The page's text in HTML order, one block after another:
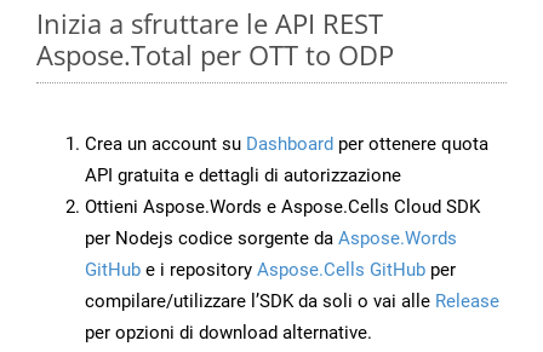
Inizia a sfruttare le API REST
Aspose.Total per OTT to ODP
Crea un account su Dashboard per ottenere quota
API gratuita e dettagli di autorizzazione
Ottieni Aspose.Words e Aspose.Cells Cloud SDK
per Nodejs codice sorgente da Aspose.Words
GitHub e i repository Aspose.Cells GitHub per
compilare/utilizzare l’SDK da soli o vai alle Release
per opzioni di download alternative.